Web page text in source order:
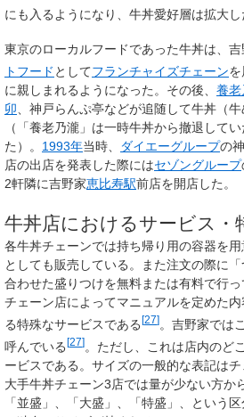
にも入るようになり、牛丼愛好層は拡大し
東京のローカルフードであった牛丼は、
トフード としてフランチャイズチェーン
に親しまれるようになった。その後、 養老
卯 、神戸らんぷ亭などが追随して牛丼（
（「養老乃瀧」は一時牛丼から撤退して
た）。 1993年当時、 ダイエーグループの
店の出店を発表した際にはセゾングループ
2軒隣に吉野家恵比寿駅前店を開店した。
牛丼店におけるサービス・
各牛丼チェーンでは持ち帰り用の容器を用
としても販売している。また注文の際に
合わせた盛りつけを無料または有料で行
チェーン店によってマニュアルを定めた
る特殊なサービスである [27] 。吉野家では
呼んでいる[27]。ただし、これは店内のど
ービスである。サイズの一般的な表記は
大手牛丼チェーン3店では量が少ない方か
「並盛」、「大盛」、「特盛」、という